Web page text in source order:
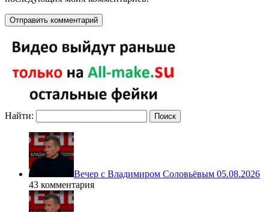
Найти:
Вечер с Владимиром Соловьёвым 05.08.2026
43 комментария